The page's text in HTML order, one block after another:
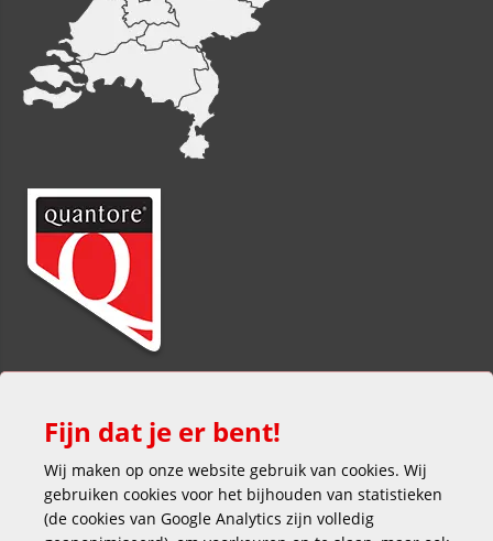
Veilig en gemakkelijk betalen
Fijn dat je er bent!
Wij maken op onze website gebruik van cookies. Wij
gebruiken cookies voor het bijhouden van statistieken
(de cookies van Google Analytics zijn volledig